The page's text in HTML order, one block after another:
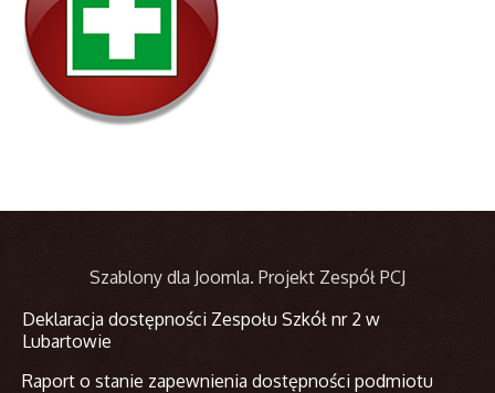
Szablony dla Joomla. Projekt Zespół PCJ
Deklaracja dostępności Zespołu Szkół nr 2 w
Lubartowie
Raport o stanie zapewnienia dostępności podmiotu